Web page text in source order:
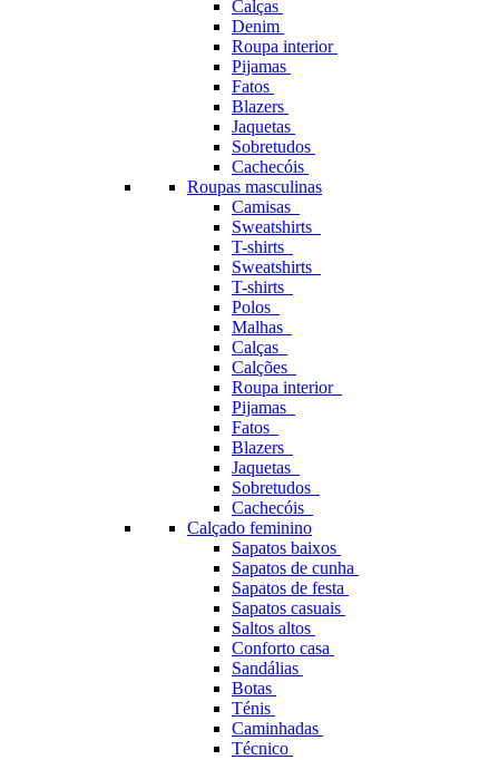
Calças
Denim
Roupa interior
Pijamas
Fatos
Blazers
Jaquetas
Sobretudos
Cachecóis
Roupas masculinas
Camisas
Sweatshirts
T-shirts
Sweatshirts
T-shirts
Polos
Malhas
Calças
Calções
Roupa interior
Pijamas
Fatos
Blazers
Jaquetas
Sobretudos
Cachecóis
Calçado feminino
Sapatos baixos
Sapatos de cunha
Sapatos de festa
Sapatos casuais
Saltos altos
Conforto casa
Sandálias
Botas
Ténis
Caminhadas
Técnico